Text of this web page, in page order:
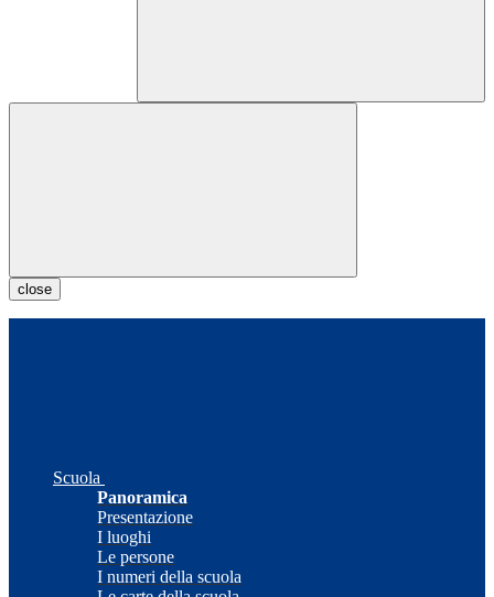
close
Scuola
Panoramica
Presentazione
I luoghi
Le persone
I numeri della scuola